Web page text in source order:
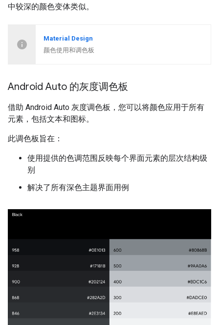
中较深的颜色变体类似。
Material Design
颜色使用和调色板
Android Auto 的灰度调色板
借助 Android Auto 灰度调色板，您可以将颜色应用于所有
元素，包括文本和图标。
此调色板旨在：
使用提供的色调范围反映每个界面元素的层次结构级
别
解决了所有深色主题界面用例